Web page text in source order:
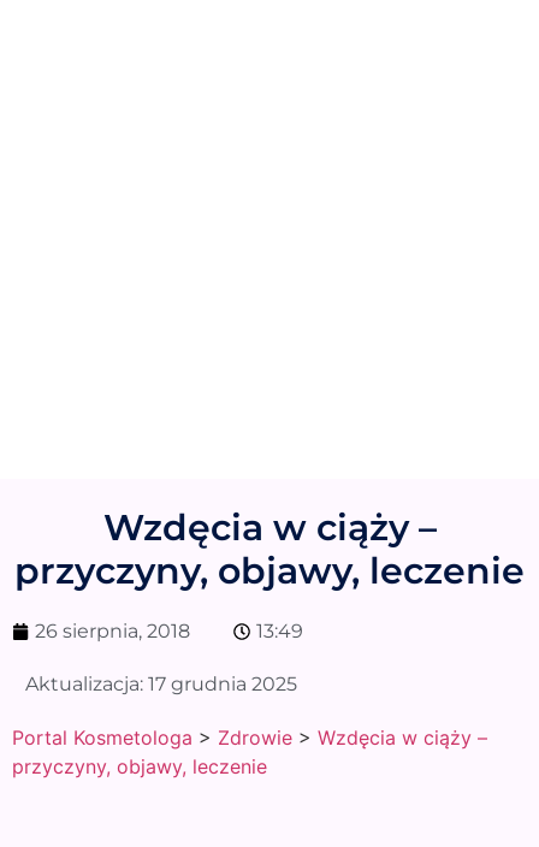
Wzdęcia w ciąży –
przyczyny, objawy, leczenie
26 sierpnia, 2018 13:49
Aktualizacja: 17 grudnia 2025
Portal Kosmetologa > Zdrowie > Wzdęcia w ciąży –
przyczyny, objawy, leczenie